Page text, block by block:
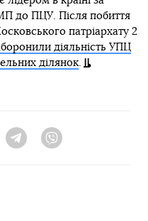
до ПЦУ. Після побиття
патріархату 2
діяльність УПЦ
ділянок.
TelegramViber